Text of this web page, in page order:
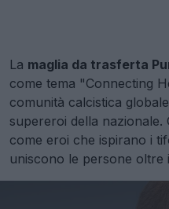
La maglia da trasferta
come tema "Connecting
comunità calcistica
supereroi della nazionale.
come eroi che ispirano i
uniscono le persone oltre